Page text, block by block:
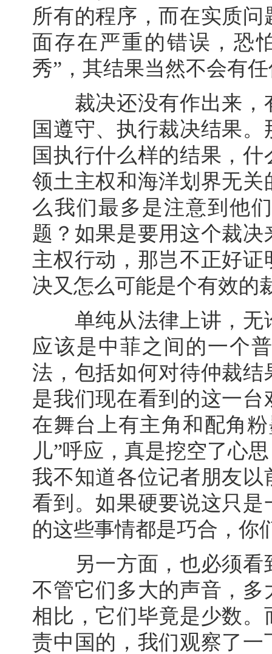
所有的程序，而在实质
面存在严重的错误，恐
秀”，其结果当然不会有
裁决还没有作出来，
国遵守、执行裁决结果
国执行什么样的结果，
领土主权和海洋划界无
么我们最多是注意到他
题？如果是要用这个裁
主权行动，那岂不正好
决又怎么可能是个有效的
单纯从法律上讲，无
应该是中菲之间的一个
法，包括如何对待仲裁
是我们现在看到的这一
在舞台上有主角和配角
儿”呼应，真是挖空了心
我不知道各位记者朋友
看到。如果硬要说这只
的这些事情都是巧合，你
另一方面，也必须看
不管它们多大的声音，
相比，它们毕竟是少数
责中国的，我们观察了